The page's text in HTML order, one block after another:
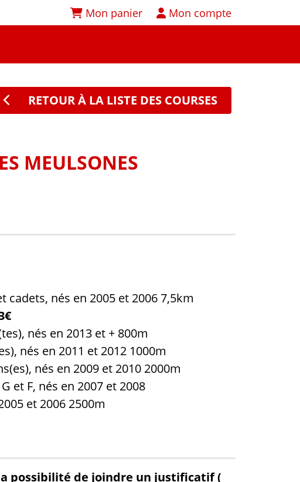
Mon panier Mon compte
RETOUR À LA LISTE DES COURSES
MEULSONES
cadets, nés en 2005 et 2006 7,5km
nés en 2013 et + 800m
nés en 2011 et 2012 1000m
nés en 2009 et 2010 2000m
et F, nés en 2007 et 2008
et 2006 2500m
possibilité de joindre un justificatif(